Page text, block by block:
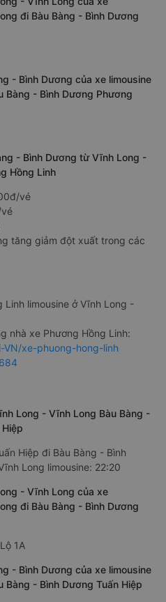
đi Bàu Bàng - Bình Dương
- Bình Dương của xe limousine
Bàng - Bình Dương Phương
- Bình Dương từ Vĩnh Long -
Hồng Linh
vé
tăng giảm đột xuất trong các
Linh limousine ở Vĩnh Long -
nhà xe Phương Hồng Linh:
xe-phuong-hong-linh
Long - Vĩnh Long Bàu Bàng -
Hiệp đi Bàu Bàng - Bình
Long limousine: 22:20
- Vĩnh Long của xe
đi Bàu Bàng - Bình Dương
1A
- Bình Dương của xe limousine
- Bình Dương Tuấn Hiệp